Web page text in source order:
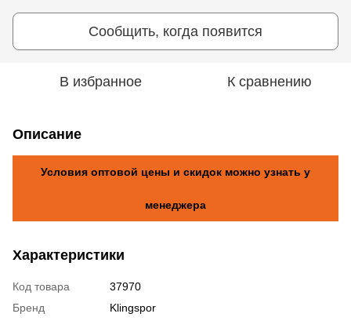
Сообщить, когда появится
В избранное К сравнению
Описание
Условия оптовой цены и скидок можно узнать у
менеджера
Характеристики
Код товара
37970
Бренд
Klingspor